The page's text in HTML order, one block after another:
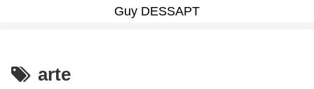
Guy DESSAPT
arte